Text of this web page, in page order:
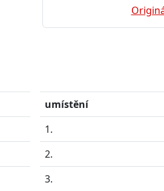
umístění
1.
2.
3.